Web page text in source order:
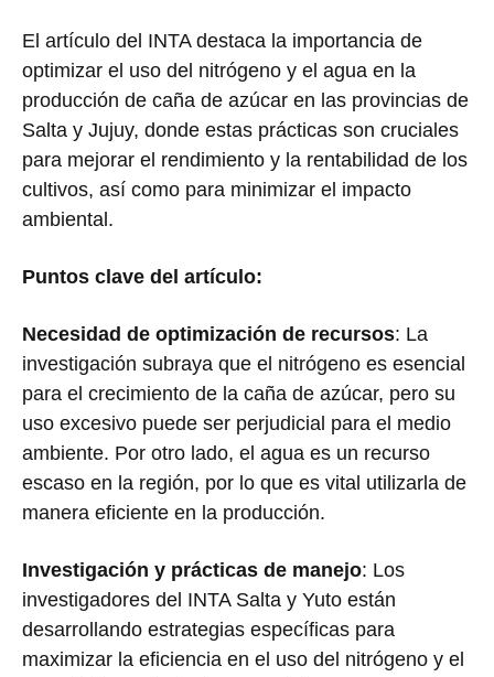
El artículo del INTA destaca la importancia de
optimizar el uso del nitrógeno y el agua en la
producción de caña de azúcar en las provincias de
Salta y Jujuy, donde estas prácticas son cruciales
para mejorar el rendimiento y la rentabilidad de los
cultivos, así como para minimizar el impacto
ambiental.
Puntos clave del artículo:
Necesidad de optimización de recursos: La
investigación subraya que el nitrógeno es esencial
para el crecimiento de la caña de azúcar, pero su
uso excesivo puede ser perjudicial para el medio
ambiente. Por otro lado, el agua es un recurso
escaso en la región, por lo que es vital utilizarla de
manera eficiente en la producción.
Investigación y prácticas de manejo: Los
investigadores del INTA Salta y Yuto están
desarrollando estrategias específicas para
maximizar la eficiencia en el uso del nitrógeno y el